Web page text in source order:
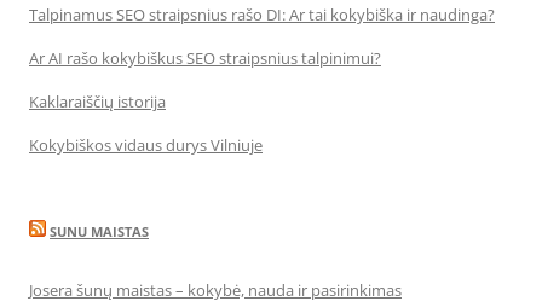
Talpinamus SEO straipsnius rašo DI: Ar tai kokybiška ir naudinga?
Ar AI rašo kokybiškus SEO straipsnius talpinimui?
Kaklaraiščių istorija
Kokybiškos vidaus durys Vilniuje
SUNU MAISTAS
Josera šunų maistas – kokybė, nauda ir pasirinkimas